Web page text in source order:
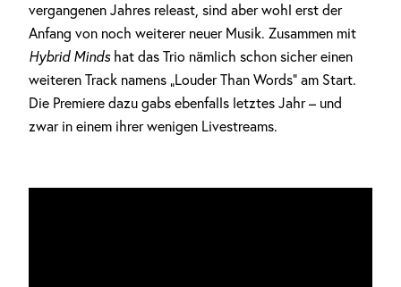
vergangenen Jahres releast, sind aber wohl erst der
Anfang von noch weiterer neuer Musik. Zusammen mit
Hybrid Mindshat das Trio nämlich schon sicher einen
weiteren Track namens „Louder Than Words“ am Start.
Die Premiere dazu gabs ebenfalls letztes Jahr – und
zwar in einem ihrer wenigen Livestreams.